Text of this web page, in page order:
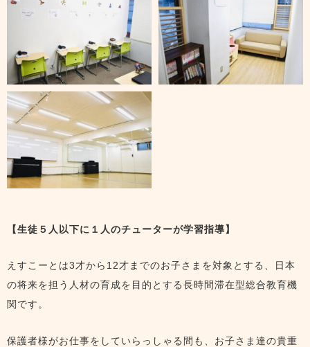
【生徒５人以下に１人のチューターが学習指導】
えすこーとは3才から12才までのお子さまを対象とする、日本
の将来を担う人材の育成を目的とする長時間滞在型総合教育機
関です。
保護者様がお仕事をしていらっしゃる間も、お子さま達の貴重